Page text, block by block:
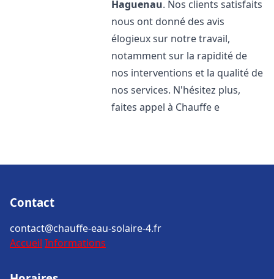
Haguenau. Nos clients satisfaits
nous ont donné des avis
élogieux sur notre travail,
notamment sur la rapidité de
nos interventions et la qualité de
nos services. N'hésitez plus,
faites appel à Chauffe e
Contact
contact@chauffe-eau-solaire-4.fr
Accueil Informations